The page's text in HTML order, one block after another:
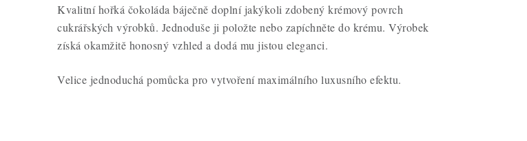
Kvalitní hořká čokoláda báječně doplní jakýkoli zdobený krémový povrch
cukrářských výrobků. Jednoduše ji položte nebo zapíchněte do krému. Výrobek
získá okamžitě honosný vzhled a dodá mu jistou eleganci.
Velice jednoduchá pomůcka pro vytvoření maximálního luxusního efektu.